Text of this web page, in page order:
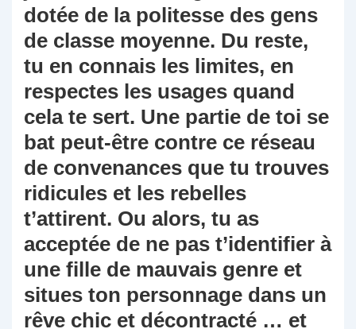
dotée de la politesse des gens
de classe moyenne. Du reste,
tu en connais les limites, en
respectes les usages quand
cela te sert. Une partie de toi se
bat peut-être contre ce réseau
de convenances que tu trouves
ridicules et les rebelles
t’attirent. Ou alors, tu as
acceptée de ne pas t’identifier à
une fille de mauvais genre et
situes ton personnage dans un
rêve chic et décontracté … et